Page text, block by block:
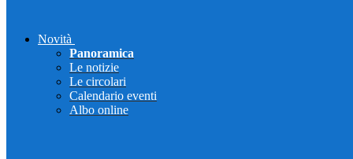
Novità
Panoramica
Le notizie
Le circolari
Calendario eventi
Albo online